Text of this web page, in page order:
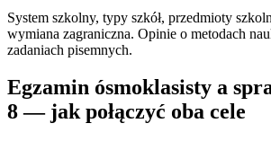
System szkolny, typy szkół, przedmioty
wymiana zagraniczna. Opinie o metodach
zadaniach pisemnych.
Egzamin ósmoklasisty a
8 — jak połączyć oba cele